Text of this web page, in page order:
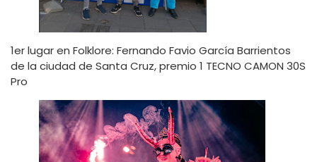
1er lugar en Folklore: Fernando Favio García Barrientos
de la ciudad de Santa Cruz, premio 1 TECNO CAMON 30S
Pro